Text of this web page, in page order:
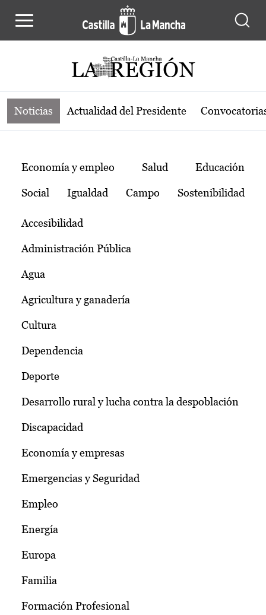
Noticias de la región de Castilla-La
Noticias Actualidad del Presidente
Temas
Economía y empleo Salud Educación
Social Igualdad Campo Sostenibilidad
Accesibilidad
Administración Pública
Agua
Agricultura y ganadería
Cultura
Dependencia
Deporte
Desarrollo rural y lucha contra la despoblación
Discapacidad
Economía y empresas
Emergencias y Seguridad
Empleo
Energía
Europa
Familia
Formación Profesional